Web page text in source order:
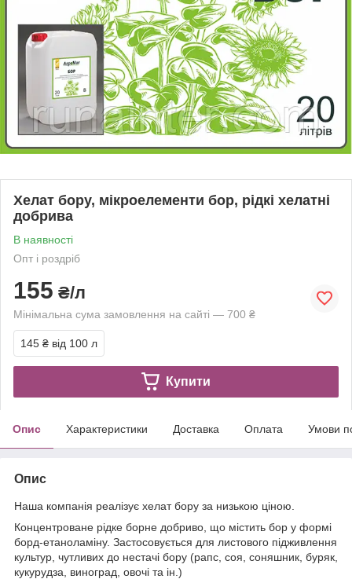
Хелат бору, мікроелементи бор, рідкі хелатні
добрива
В наявності
Опт і роздріб
155 ₴/л
Мінімальна сума замовлення на сайті — 700 ₴
145 ₴ від 100 л
Купити
Опис Характеристики Доставка Оплата Умови
Опис
Наша компанія реалізує хелат бору за низькою ціною.
Концентроване рідке борне добриво, що містить бор у формі
борд-етаноламіну. Застосовується для листового підживлення
культур, чутливих до нестачі бору (рапс, соя, соняшник, буряк,
кукурудза, виноград, овочі та ін.)